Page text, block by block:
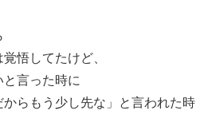
悟してたけど、
言った時に
からもう少し先な」と言われた時